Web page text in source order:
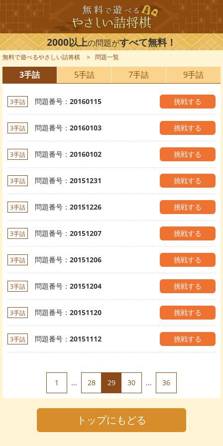
2000以上の問題がすべて無料！
無料で遊べるやさしい詰将棋 問題一覧
3手詰 5手詰 7手詰 9手詰
3手詰 問題番号： 20160115 挑戦する
3手詰 問題番号： 20160103 挑戦する
3手詰 問題番号： 20160102 挑戦する
3手詰 問題番号： 20151231 挑戦する
3手詰 問題番号： 20151226 挑戦する
3手詰 問題番号： 20151207 挑戦する
3手詰 問題番号： 20151206 挑戦する
3手詰 問題番号： 20151204 挑戦する
3手詰 問題番号： 20151120 挑戦する
3手詰 問題番号： 20151112 挑戦する
1 ... 28 29 30 ... 36
トップにもどる